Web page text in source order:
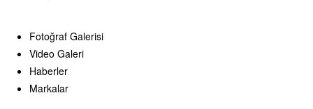
Fotoğraf Galerisi
Video Galeri
Haberler
Markalar